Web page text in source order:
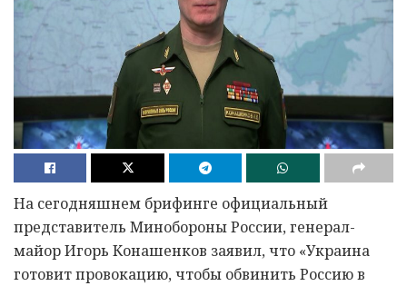
На сегодняшнем брифинге официальный
представитель Минобороны России, генерал-
майор Игорь Конашенков заявил, что «Украина
готовит провокацию, чтобы обвинить Россию в